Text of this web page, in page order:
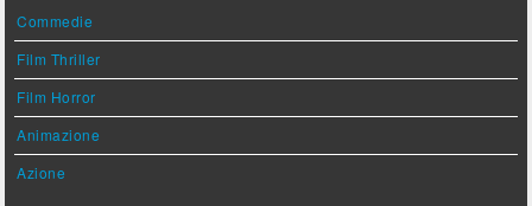
Commedie
Film Thriller
Film Horror
Animazione
Azione